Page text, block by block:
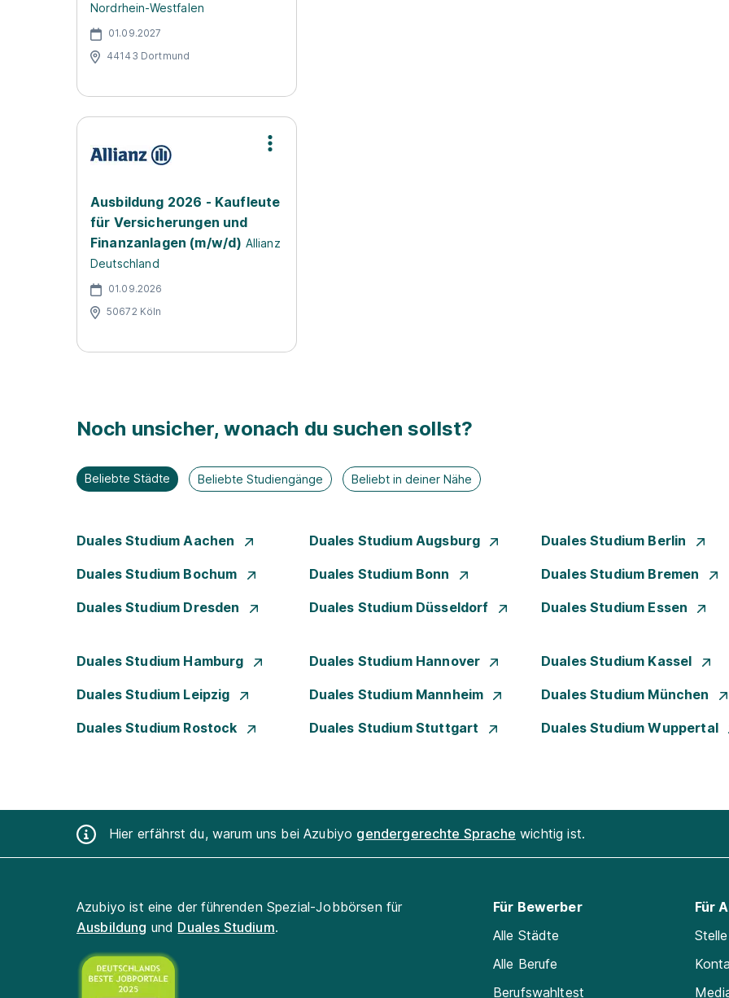
Nordrhein-Westfalen
01.09.2027
44143 Dortmund
Ausbildung 2026 - Kaufleute
für Versicherungen und
Finanzanlagen (m/w/d) Allianz
Deutschland
01.09.2026
50672 Köln
Noch unsicher, wonach du suchen sollst?
Beliebte Städte Beliebte Studiengänge Beliebt in deiner Nähe
Duales Studium Aachen Duales Studium Augsburg Duales Studium Berlin
Duales Studium Bochum Duales Studium Bonn Duales Studium Bremen
Duales Studium Dresden Duales Studium Düsseldorf Duales Studium Essen
Duales Studium Hamburg Duales Studium Hannover Duales Studium Kassel
Duales Studium Leipzig Duales Studium Mannheim Duales Studium München
Duales Studium Rostock Duales Studium Stuttgart Duales Studium Wuppertal
Hier erfährst du, warum uns bei Azubiyo gendergerechte Sprache wichtig ist.
Azubiyo ist eine der führenden Spezial-Jobbörsen für
Ausbildung und Duales Studium.
Für Bewerber
Alle Städte
Alle Berufe
Berufswahltest
Für